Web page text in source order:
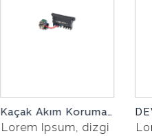
Kaçak Akım Korumalı Kompakt Şalter Yardımcı Kontak
Lorem Ipsum, dizgi